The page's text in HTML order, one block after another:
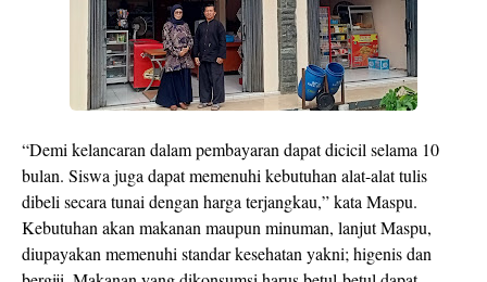
“Demi kelancaran dalam pembayaran dapat dicicil selama 10
bulan. Siswa juga dapat memenuhi kebutuhan alat-alat tulis
dibeli secara tunai dengan harga terjangkau,” kata Maspu.
Kebutuhan akan makanan maupun minuman, lanjut Maspu,
diupayakan memenuhi standar kesehatan yakni; higenis dan